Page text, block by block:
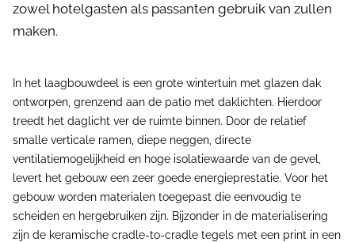
zowel hotelgasten als passanten gebruik van zullen
maken.
In het laagbouwdeel is een grote wintertuin met glazen dak
ontworpen, grenzend aan de patio met daklichten. Hierdoor
treedt het daglicht ver de ruimte binnen. Door de relatief
smalle verticale ramen, diepe neggen, directe
ventilatiemogelijkheid en hoge isolatiewaarde van de gevel,
levert het gebouw een zeer goede energieprestatie. Voor het
gebouw worden materialen toegepast die eenvoudig te
scheiden en hergebruiken zijn. Bijzonder in de materialisering
zijn de keramische cradle-to-cradle tegels met een print in een